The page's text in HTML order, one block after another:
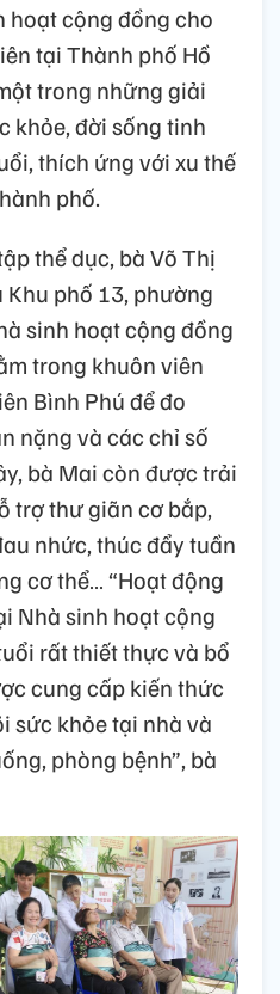
hoạt cộng đồng cho
tại Thành phố Hồ
trong những giải
khỏe, đời sống tinh
thích ứng với xu thế
phố.
thể dục, bà Võ Thị
phố 13, phường
sinh hoạt cộng đồng
trong khuôn viên
Bình Phú để đo
nặng và các chỉ số
bà Mai còn được trải
trợ thư giãn cơ bắp,
nhức, thúc đẩy tuần
cơ thể… “Hoạt động
Nhà sinh hoạt cộng
rất thiết thực và bổ
cung cấp kiến thức
sức khỏe tại nhà và
phòng bệnh”, bà